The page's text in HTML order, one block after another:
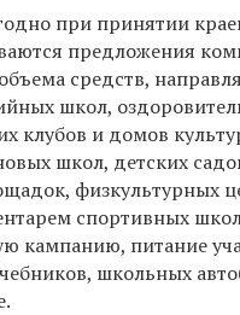
при принятии
предложения
средств,
школ,
клубов и домов
школ, детских
физкультурных
спортивных
кампанию, питание
школьных